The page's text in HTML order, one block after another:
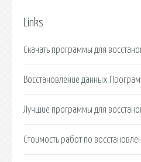
Links
Скачать программы для
Восстановление данных
Лучшие программы для
Стоимость работ по